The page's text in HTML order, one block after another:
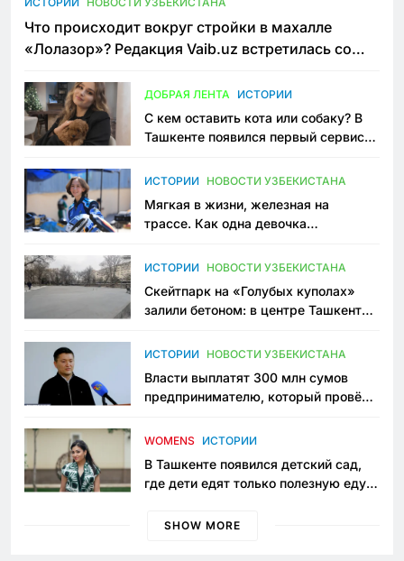
Что происходит вокруг стройки в махалле
«Лолазор»? Редакция Vaib.uz встретилась со
ДОБРАЯ ЛЕНТА ИСТОРИИ
С кем оставить кота или собаку? В
Ташкенте появился первый сервис
ИСТОРИИ НОВОСТИ УЗБЕКИСТАНА
Мягкая в жизни, железная на
трассе. Как одна девочка
Узбекистане
ИСТОРИИ НОВОСТИ УЗБЕКИСТАНА
Скейтпарк на «Голубых куполах»
залили бетоном: в центре Ташкента
пространство
ИСТОРИИ НОВОСТИ УЗБЕКИСТАНА
Власти выплатят 300 млн сумов
предпринимателю, который провёл
приговору
WOMENS ИСТОРИИ
В Ташкенте появился детский сад,
где дети едят только полезную еду.
просить «кашу без сахара»
SHOW MORE